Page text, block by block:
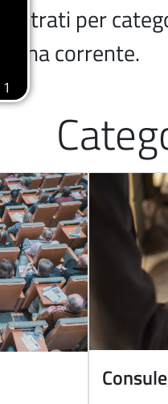
filtrati per
corrente.
Immagine